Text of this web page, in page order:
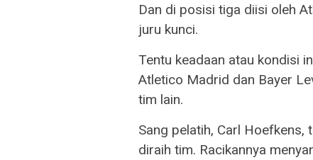
Dan di posisi tiga diisi oleh
juru kunci.
Tentu keadaan atau kondisi
Atletico Madrid dan Bayer
tim lain.
Sang pelatih, Carl Hoefkens,
diraih tim. Racikannya